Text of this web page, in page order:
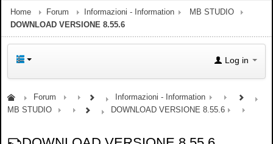
Home Forum Informazioni - Information
MB STUDIO
DOWNLOAD VERSIONE 8.55.6
Log in
Forum
Informazioni - Information
MB STUDIO
DOWNLOAD VERSIONE 8.55.6